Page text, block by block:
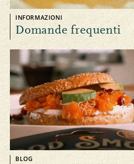
INFORMAZIONI
Domande frequenti
BLOG